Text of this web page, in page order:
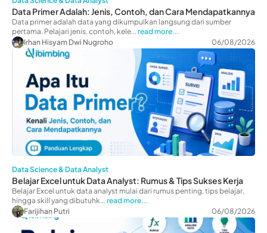
Data Primer Adalah: Jenis, Contoh, dan Cara Mendapatkannya
Data primer adalah data yang dikumpulkan langsung dari sumber
pertama. Pelajari jenis, contoh, kele... read more...
Irhan Hisyam Dwi Nugroho
06/08/2026
Data Science & Data Analyst
Belajar Excel untuk Data Analyst: Rumus & Tips Sukses Kerja
Belajar Excel untuk data analyst mulai dari rumus penting, tips belajar,
hingga skill yang dibutuhk... read more...
Farijihan Putri
06/08/2026